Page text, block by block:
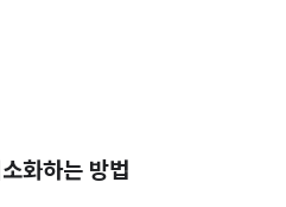
화하는 방법